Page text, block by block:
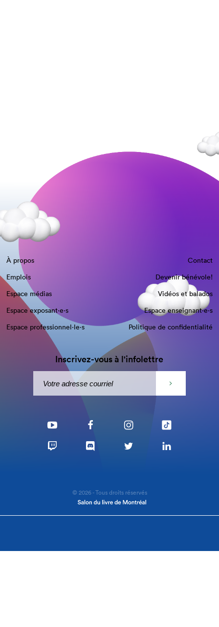
À propos
Contact
Emplois
Devenir bénévole!
Espace médias
Vidéos et balados
Espace exposant·e⋅s
Espace enseignant·e⋅s
Espace professionnel·le⋅s
Politique de confidentialité
Inscrivez-vous à l'infolettre
© 2026 - Tous droits réservés